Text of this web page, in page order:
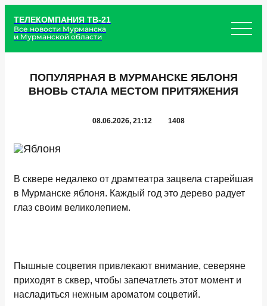
ТЕЛЕКОМПАНИЯ ТВ-21
Все новости Мурманска
и Мурманской области
ПОПУЛЯРНАЯ В МУРМАНСКЕ ЯБЛОНЯ
ВНОВЬ СТАЛА МЕСТОМ ПРИТЯЖЕНИЯ
08.06.2026, 21:12 1408
В сквере недалеко от драмтеатра зацвела старейшая
в Мурманске яблоня. Каждый год это дерево радует
глаз своим великолепием.
Пышные соцветия привлекают внимание, северяне
приходят в сквер, чтобы запечатлеть этот момент и
насладиться нежным ароматом соцветий.